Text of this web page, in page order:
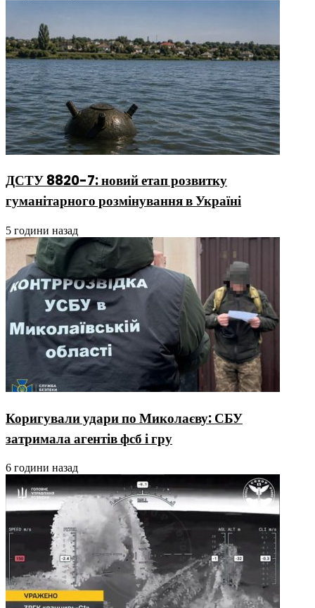
ДСТУ 8820-7: новий етап розвитку
гуманітарного розмінування в Україні
5 години назад
Коригували удари по Миколаєву: СБУ
затримала агентів фсб і гру
6 години назад